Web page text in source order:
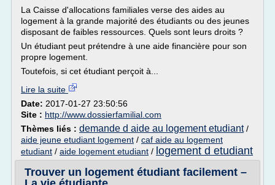
La Caisse d'allocations familiales verse des aides au
logement à la grande majorité des étudiants ou des jeunes
disposant de faibles ressources. Quels sont leurs droits ?
Un étudiant peut prétendre à une aide financière pour son
propre logement.
Toutefois, si cet étudiant perçoit à...
Lire la suite
Date: 2017-01-27 23:50:56
Site : http://www.dossierfamilial.com
Thèmes liés : demande d aide au logement etudiant/
aide jeune etudiant logement / caf aide au logement
etudiant / aide logement etudiant / logement d etudiant
Trouver un logement étudiant facilement –